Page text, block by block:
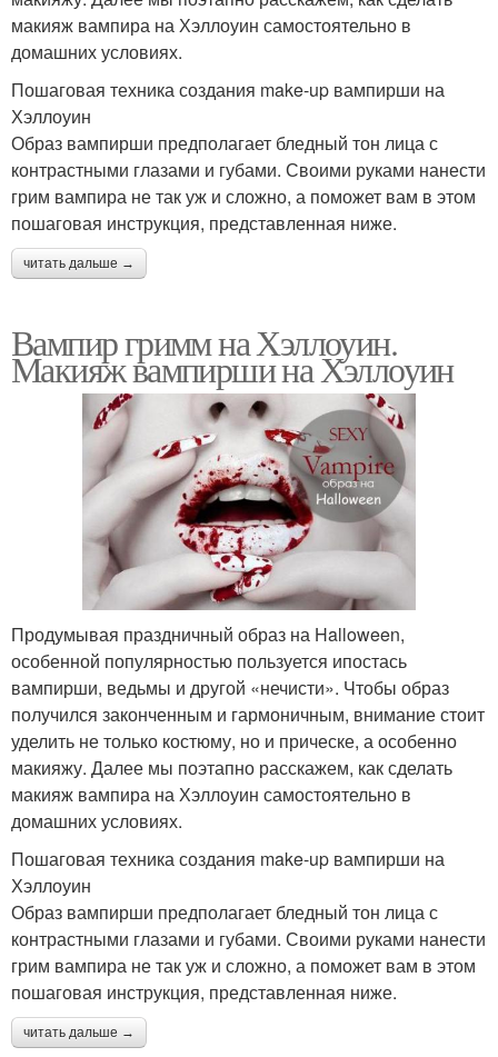
макияж вампира на Хэллоуин самостоятельно в
домашних условиях.
Пошаговая техника создания make-up вампирши на
Хэллоуин
Образ вампирши предполагает бледный тон лица с
контрастными глазами и губами. Своими руками нанести
грим вампира не так уж и сложно, а поможет вам в этом
пошаговая инструкция, представленная ниже.
читать дальше →
Вампир гримм на Хэллоуин.
Макияж вампирши на Хэллоуин
Продумывая праздничный образ на Halloween,
особенной популярностью пользуется ипостась
вампирши, ведьмы и другой «нечисти». Чтобы образ
получился законченным и гармоничным, внимание стоит
уделить не только костюму, но и прическе, а особенно
макияжу. Далее мы поэтапно расскажем, как сделать
макияж вампира на Хэллоуин самостоятельно в
домашних условиях.
Пошаговая техника создания make-up вампирши на
Хэллоуин
Образ вампирши предполагает бледный тон лица с
контрастными глазами и губами. Своими руками нанести
грим вампира не так уж и сложно, а поможет вам в этом
пошаговая инструкция, представленная ниже.
читать дальше →